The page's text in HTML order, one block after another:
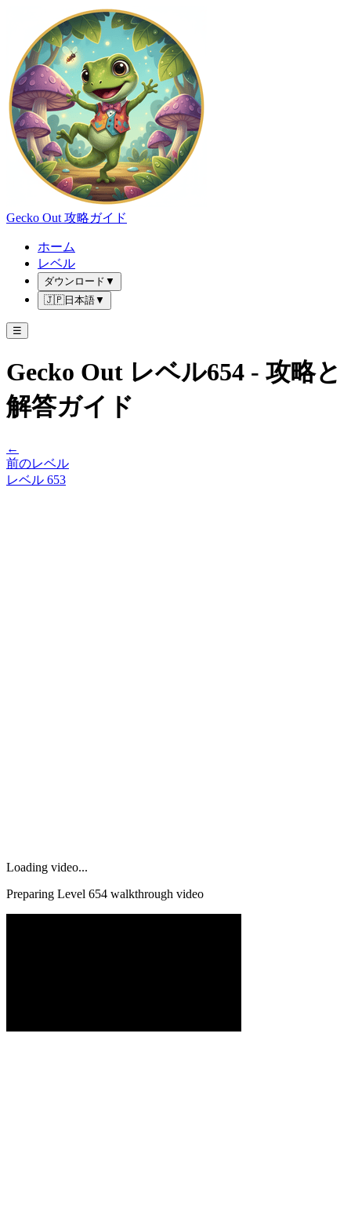
Gecko Out 攻略ガイド
ホーム
レベル
ダウンロード ▼
🇯🇵日本語▼
☰
Gecko Out レベル654 - 攻略と
解答ガイド
←
前のレベル
レベル 653
Loading video...
Preparing Level 654 walkthrough video